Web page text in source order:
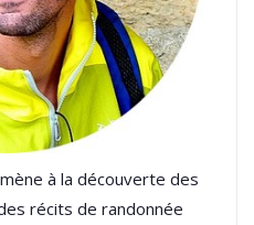
à la découverte des
récits de randonnée